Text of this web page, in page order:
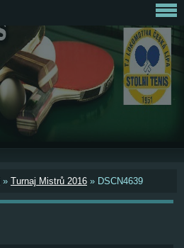
» Turnaj Mistrů 2016 » DSCN4639